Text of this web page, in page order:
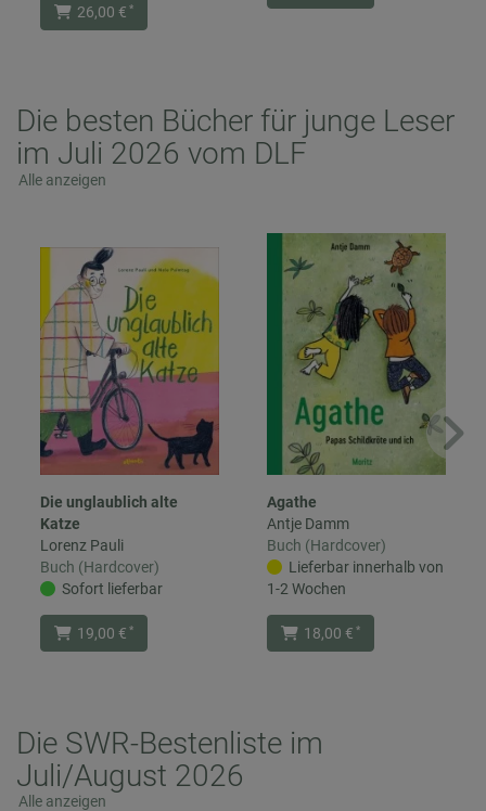
26,00 € *
Die besten Bücher für junge Leser
im Juli 2026 vom DLF
Alle anzeigen
Die unglaublich alte
Katze
Lorenz Pauli
Buch (Hardcover)
Sofort lieferbar
19,00 € *
Agathe
Antje Damm
Buch (Hardcover)
Lieferbar innerhalb von
1-2 Wochen
18,00 € *
Die SWR-Bestenliste im
Juli/August 2026
Alle anzeigen